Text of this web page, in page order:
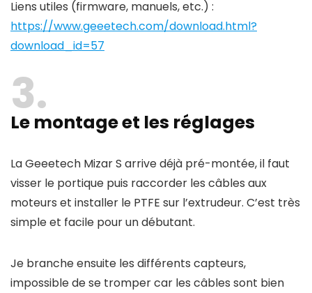
Liens utiles (firmware, manuels, etc.) :
https://www.geeetech.com/download.html?
download_id=57
3
Le montage et les réglages
La Geeetech Mizar S arrive déjà pré-montée, il faut
visser le portique puis raccorder les câbles aux
moteurs et installer le PTFE sur l’extrudeur. C’est très
simple et facile pour un débutant.
Je branche ensuite les différents capteurs,
impossible de se tromper car les câbles sont bien